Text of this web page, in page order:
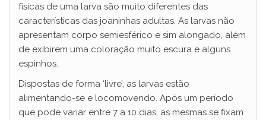
físicas de uma larva são muito diferentes das
características das joaninhas adultas. As larvas não
apresentam corpo semiesférico e sim alongado, além
de exibirem uma coloração muito escura e alguns
espinhos.
Dispostas de forma ‘livre’, as larvas estão
alimentando-se e locomovendo. Após um período
que pode variar entre 7 a 10 dias, as mesmas se fixam